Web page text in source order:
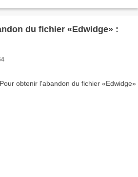
du fichier «Edwidge» :